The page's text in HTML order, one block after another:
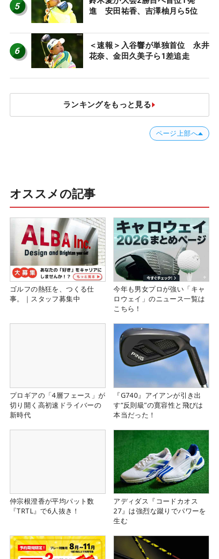
5
進 安田祐香、吉澤柚月ら5位
6
＜速報＞入谷響が単独首位 永井
花奈、金田久美子ら1差追走
ランキングをもっと見る
ページ上部へ
オススメの記事
ゴルフの熱狂を、つくる仕
事。｜スタッフ募集中
今年も男女プロが強い「キャ
ロウェイ」のニュース一覧は
こちら！
プロギアの「4層フェース」が
切り開く高初速ドライバーの
新時代
『G740』アイアンが引き出
す“反則級”の寛容性と飛びは
本当だった！
仲宗根澄香が平均パット数
『TRTL』で6人抜き！
アディダス『コードカオス
27』は強烈な蹴りでパワーを
生む